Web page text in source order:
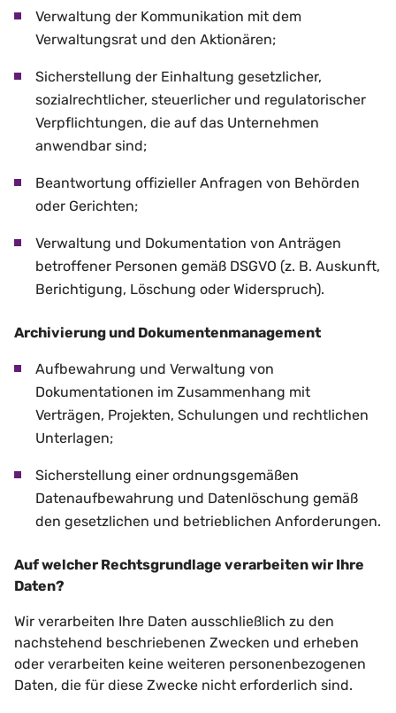
Verwaltung der Kommunikation mit dem
Verwaltungsrat und den Aktionären;
Sicherstellung der Einhaltung gesetzlicher,
sozialrechtlicher, steuerlicher und regulatorischer
Verpflichtungen, die auf das Unternehmen
anwendbar sind;
Beantwortung offizieller Anfragen von Behörden
oder Gerichten;
Verwaltung und Dokumentation von Anträgen
betroffener Personen gemäß DSGVO (z. B. Auskunft,
Berichtigung, Löschung oder Widerspruch).
Archivierung und Dokumentenmanagement
Aufbewahrung und Verwaltung von
Dokumentationen im Zusammenhang mit
Verträgen, Projekten, Schulungen und rechtlichen
Unterlagen;
Sicherstellung einer ordnungsgemäßen
Datenaufbewahrung und Datenlöschung gemäß
den gesetzlichen und betrieblichen Anforderungen.
Auf welcher Rechtsgrundlage verarbeiten wir Ihre
Daten?
Wir verarbeiten Ihre Daten ausschließlich zu den
nachstehend beschriebenen Zwecken und erheben
oder verarbeiten keine weiteren personenbezogenen
Daten, die für diese Zwecke nicht erforderlich sind.